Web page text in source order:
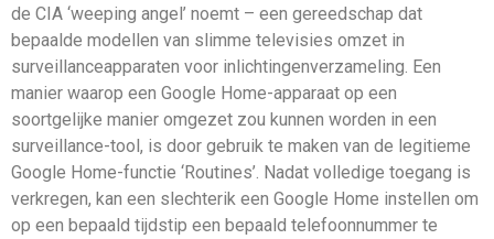
de CIA ‘weeping angel’ noemt – een gereedschap dat
bepaalde modellen van slimme televisies omzet in
surveillanceapparaten voor inlichtingenverzameling. Een
manier waarop een Google Home-apparaat op een
soortgelijke manier omgezet zou kunnen worden in een
surveillance-tool, is door gebruik te maken van de legitieme
Google Home-functie ‘Routines’. Nadat volledige toegang is
verkregen, kan een slechterik een Google Home instellen om
op een bepaald tijdstip een bepaald telefoonnummer te